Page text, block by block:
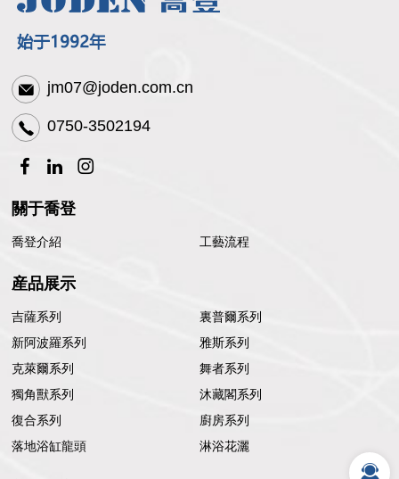
jm07@joden.com.cn
0750-3502194
關于喬登
喬登介紹 工藝流程
産品展示
吉薩系列
裏普爾系列
新阿波羅系列
雅斯系列
克萊爾系列
舞者系列
獨角獸系列
沐藏閣系列
復合系列
廚房系列
落地浴缸龍頭
淋浴花灑